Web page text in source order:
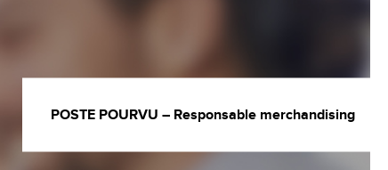
POSTE POURVU – Responsable merchandising